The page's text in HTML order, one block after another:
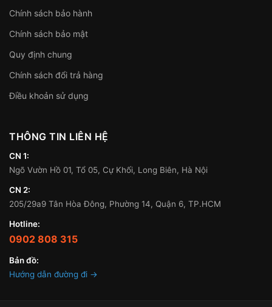
Chính sách bảo hành
Chính sách bảo mật
Quy định chung
Chính sách đổi trả hàng
Điều khoản sử dụng
THÔNG TIN LIÊN HỆ
CN 1:
Ngõ Vườn Hồ 01, Tổ 05, Cự Khối, Long Biên, Hà Nội
CN 2:
205/29a9 Tân Hòa Đông, Phường 14, Quận 6, TP.HCM
Hotline:
0902 808 315
Bản đồ:
Hướng dẫn đường đi →